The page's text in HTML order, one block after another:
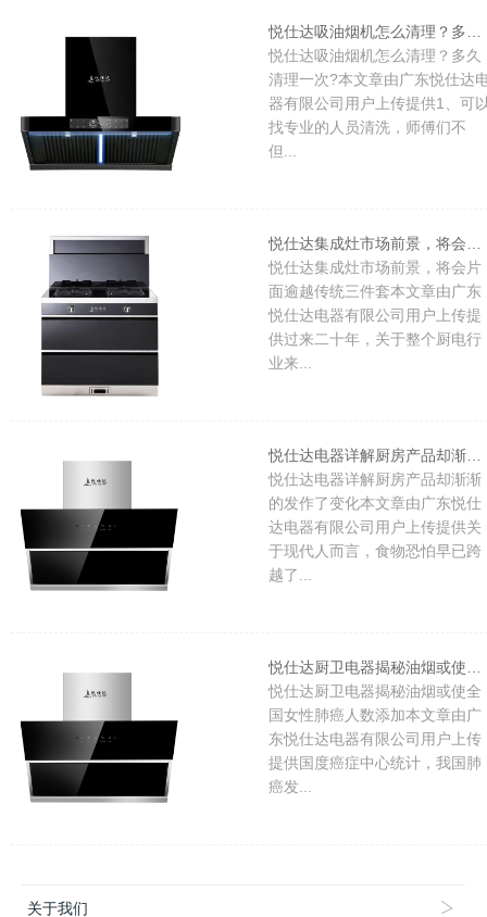
悦仕达吸油烟机怎么清理？多久
清理一次?本文章由广东悦仕达
器有限公司用户上传提供1、可
找专业的人员清洗，师傅们不
但...
悦仕达集成灶市场前景，将会片
面逾越传统三件套本文章由广东
悦仕达电器有限公司用户上传提
供过来二十年，关于整个厨电行
业来...
悦仕达电器详解厨房产品却渐渐
的发作了变化本文章由广东悦仕
达电器有限公司用户上传提供关
于现代人而言，食物恐怕早已跨
越了...
悦仕达厨卫电器揭秘油烟或使全
国女性肺癌人数添加本文章由广
东悦仕达电器有限公司用户上传
提供国度癌症中心统计，我国肺
癌发...
关于我们